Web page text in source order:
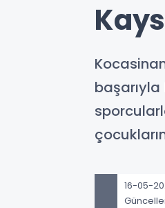
başarıyla
16-05-